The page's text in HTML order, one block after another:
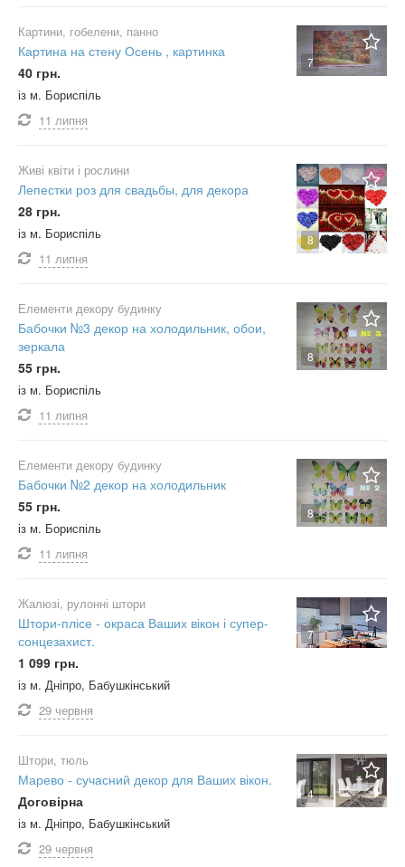
7
Картини, гобелени, панно
Картина на стену Осень , картинка
40 грн.
із м. Бориспіль
11 липня
8
Живі квіти і рослини
Лепестки роз для свадьбы, для декора
28 грн.
із м. Бориспіль
11 липня
8
Елементи декору будинку
Бабочки №3 декор на холодильник, обои,
зеркала
55 грн.
із м. Бориспіль
11 липня
8
Елементи декору будинку
Бабочки №2 декор на холодильник
55 грн.
із м. Бориспіль
11 липня
7
Жалюзі, рулонні штори
Штори-плісе - окраса Ваших вікон і супер-
сонцезахист.
1 099 грн.
із м. Дніпро, Бабушкінський
29 червня
4
Штори, тюль
Марево - сучасний декор для Ваших вікон.
Договірна
із м. Дніпро, Бабушкінський
29 червня